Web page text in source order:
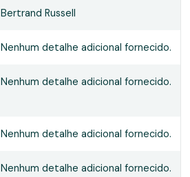
Bertrand Russell
Nenhum detalhe adicional fornecido.
Nenhum detalhe adicional fornecido.
Nenhum detalhe adicional fornecido.
Nenhum detalhe adicional fornecido.